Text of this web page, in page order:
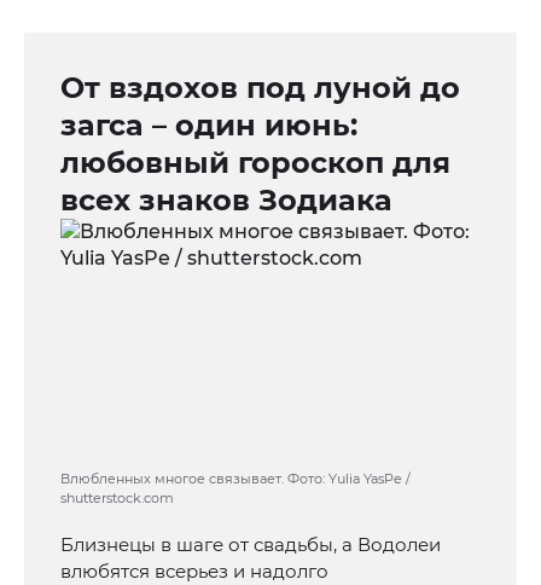
От вздохов под луной до
загса – один июнь:
любовный гороскоп для
всех знаков Зодиака
Влюбленных многое связывает. Фото: Yulia YasPe /
shutterstock.com
Близнецы в шаге от свадьбы, а Водолеи
влюбятся всерьез и надолго